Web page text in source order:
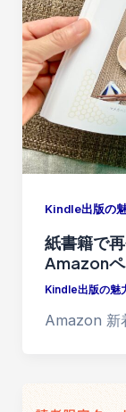
Kindle出版の
紙書籍で
Amazon
Kindle出版の魅
Amazon 新